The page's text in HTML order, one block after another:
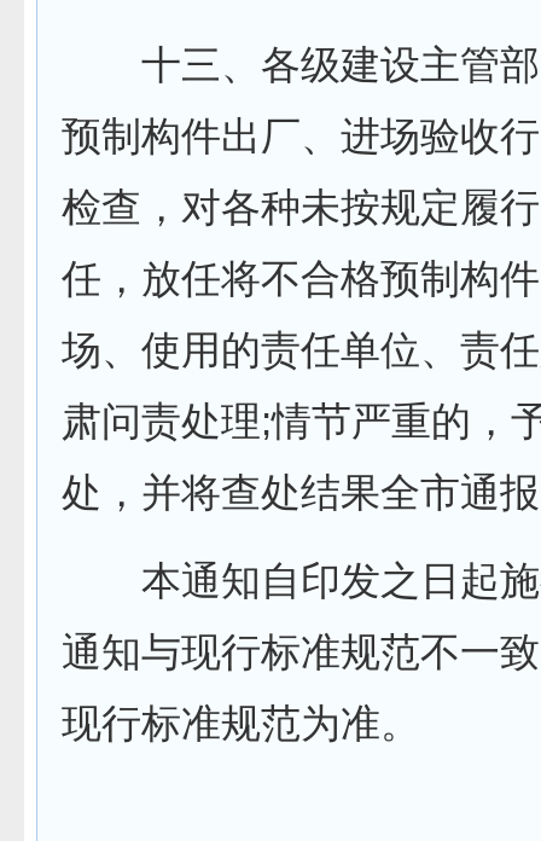
十三、各级建设主管部
预制构件出厂、进场验收
检查，对各种未按规定履
任，放任将不合格预制构
场、使用的责任单位、责
肃问责处理;情节严重的，
处，并将查处结果全市通
本通知自印发之日起施
通知与现行标准规范不一
现行标准规范为准。